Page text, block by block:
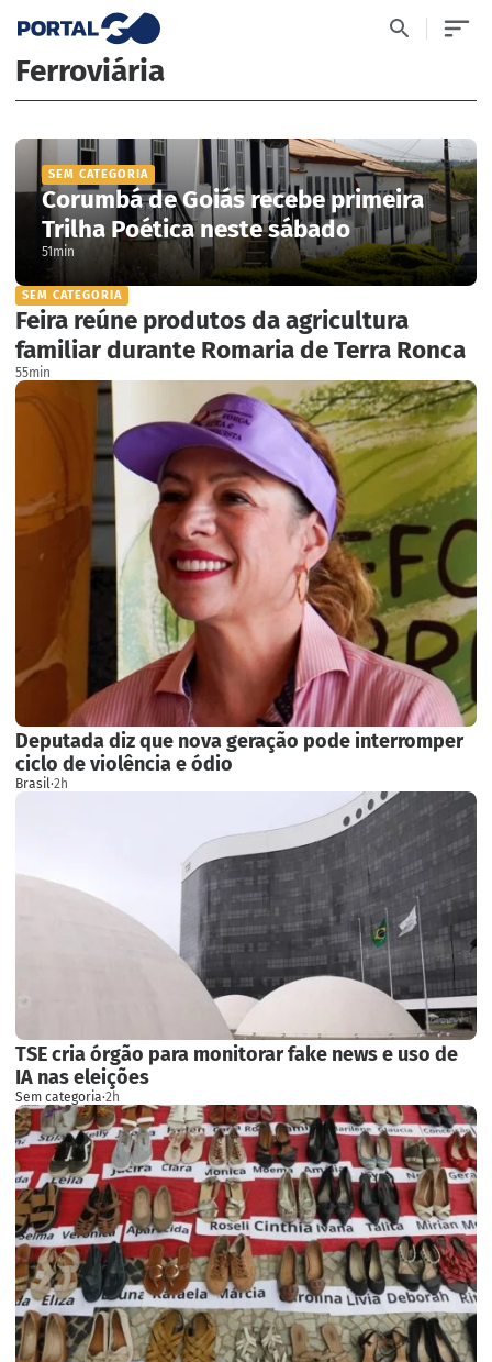
Ferroviária
SEM CATEGORIA
Corumbá de Goiás recebe primeira
Trilha Poética neste sábado
51min
SEM CATEGORIA
Feira reúne produtos da agricultura
familiar durante Romaria de Terra Ronca
55min
Deputada diz que nova geração pode interromper
ciclo de violência e ódio
Brasil·2h
TSE cria órgão para monitorar fake news e uso de
IA nas eleições
Sem categoria·2h